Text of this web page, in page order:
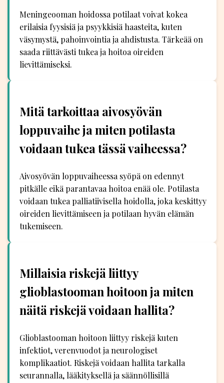
Meningeooman hoidossa potilaat voivat kokea
erilaisia fyysisiä ja psyykkisiä haasteita, kuten
väsymystä, pahoinvointia ja ahdistusta. Tärkeää on
saada riittävästi tukea ja hoitoa oireiden
lievittämiseksi.
Mitä tarkoittaa aivosyövän
loppuvaihe ja miten potilasta
voidaan tukea tässä vaiheessa?
Aivosyövän loppuvaiheessa syöpä on edennyt
pitkälle eikä parantavaa hoitoa enää ole. Potilasta
voidaan tukea palliatiivisella hoidolla, joka keskittyy
oireiden lievittämiseen ja potilaan hyvän elämän
tukemiseen.
Millaisia riskejä liittyy
glioblastooman hoitoon ja miten
näitä riskejä voidaan hallita?
Glioblastooman hoitoon liittyy riskejä kuten
infektiot, verenvuodot ja neurologiset
komplikaatiot. Riskejä voidaan hallita tarkalla
seurannalla, lääkityksellä ja säännöllisillä